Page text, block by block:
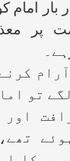
بار امام
پر
تو